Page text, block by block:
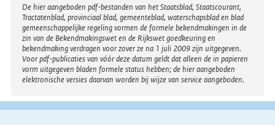
Disclaimer
De hier aangeboden pdf-bestanden van het Staatsblad, Staatscourant,
Tractatenblad, provinciaal blad, gemeenteblad, waterschapsblad en blad
gemeenschappelijke regeling vormen de formele bekendmakingen in de
zin van de Bekendmakingswet en de Rijkswet goedkeuring en
bekendmaking verdragen voor zover ze na 1 juli 2009 zijn uitgegeven.
Voor pdf-publicaties van vóór deze datum geldt dat alleen de in papieren
vorm uitgegeven bladen formele status hebben; de hier aangeboden
elektronische versies daarvan worden bij wijze van service aangeboden.